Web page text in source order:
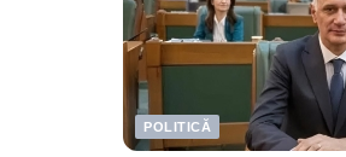
POLITICĂ